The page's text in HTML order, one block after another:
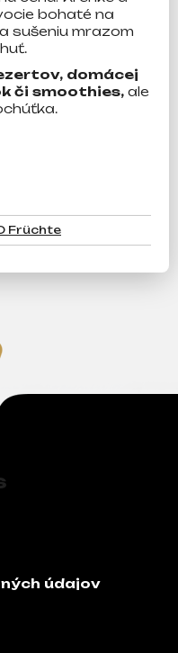
bohaté na
sušeniu mrazom
domácej
či smoothies, ale
Früchte
údajov